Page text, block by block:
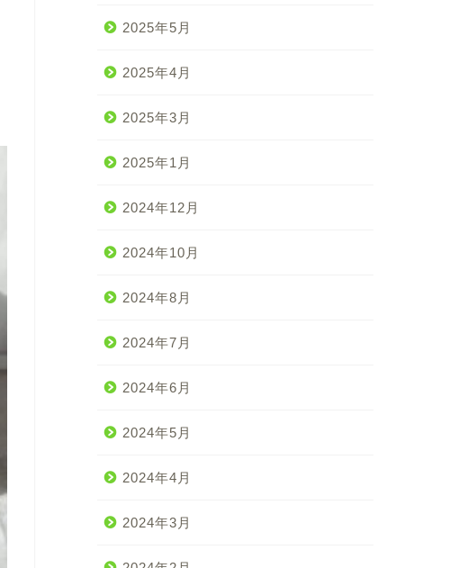
2025年5月
2025年4月
2025年3月
2025年1月
2024年12月
2024年10月
2024年8月
2024年7月
2024年6月
2024年5月
2024年4月
2024年3月